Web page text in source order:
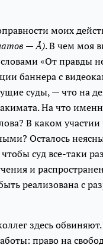
моих
— Å). В чем моя
«От правды
баннера c
суды, — что на
На что
В каком
Осталось
суд все-таки
и
реализована с
здесь
право на